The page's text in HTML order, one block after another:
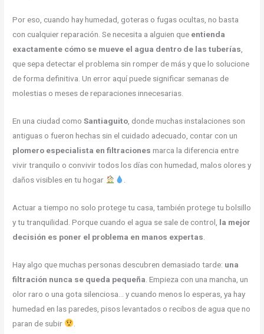
Por eso, cuando hay humedad, goteras o fugas ocultas, no basta
con cualquier reparación. Se necesita a alguien que entienda
exactamente cómo se mueve el agua dentro de las tuberías
que sepa detectar el problema sin romper de más y que lo solucione
de forma definitiva. Un error aquí puede significar semanas de
molestias o meses de reparaciones innecesarias.
En una ciudad comoSantiaguito , donde muchas instalaciones son
antiguas o fueron hechas sin el cuidado adecuado, contar con un
plomero especialista en filtraciones marca la diferencia entre
vivir tranquilo o convivir todos los días con humedad, malos olores y
daños visibles en tu hogar
Actuar a tiempo no solo protege tu casa, también protege tu bolsillo
y tu tranquilidad. Porque cuando el agua se sale de control, la mejor
decisión es poner el problema en manos expertas
Hay algo que muchas personas descubren demasiado tarde: una
filtración nunca se queda pequeña . Empieza con una mancha, un
olor raro o una gota silenciosa… y cuando menos lo esperas, ya hay
humedad en las paredes, pisos levantados o recibos de agua que no
paran de subir